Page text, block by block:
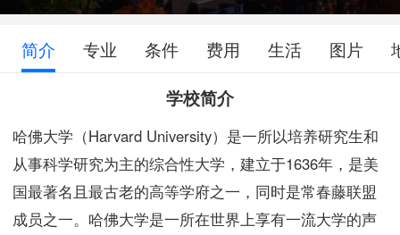
简介 专业 条件 费用 生活 图片
学校简介
哈佛大学（Harvard University）是一所以培养研究生和
从事科学研究为主的综合性大学，建立于1636年，是美
国最著名且最古老的高等学府之一，同时是常春藤联盟
成员之一。哈佛大学是一所在世界上享有一流大学的声